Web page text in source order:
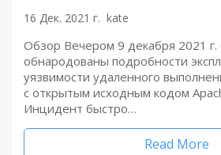
16 Дек. 2021 г. kate
Обзор Вечером 9 декабря 2021 г.
обнародованы подробности
уязвимости удаленного
с открытым исходным кодом
Инцидент быстро…
Read More